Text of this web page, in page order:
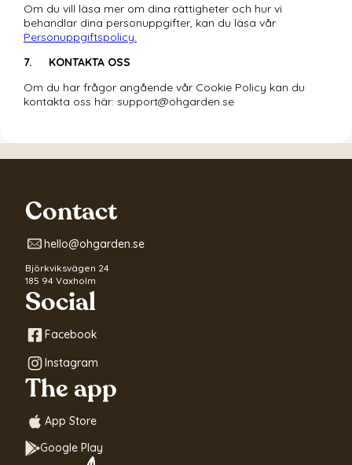
Om du vill läsa mer om dina rättigheter och hur vi
Personuppgiftspolicy.
7.	KONTAKTA OSS
Om du har frågor angående vår Cookie Policy kan du
kontakta oss här: support@ohgarden.se
Contact
hello@ohgarden.se
Björkviksvägen 24
185 94 Vaxholm
Social
Facebook
Instagram
The app
App Store
Google Play